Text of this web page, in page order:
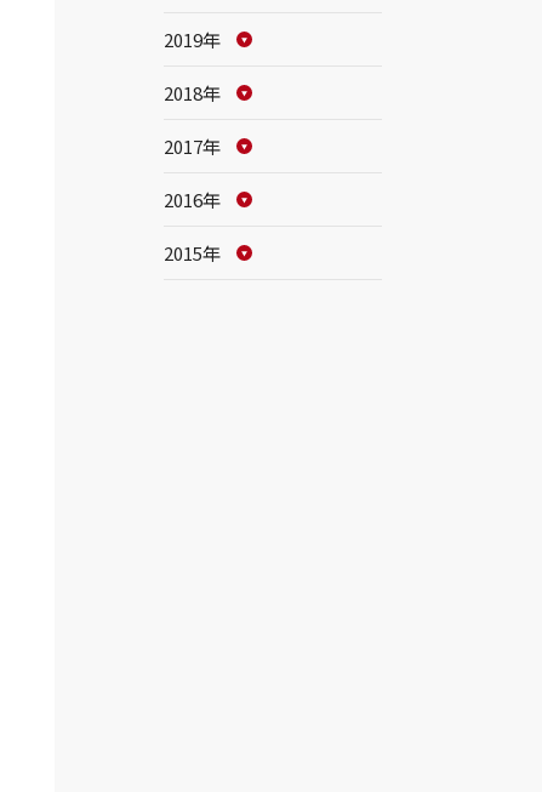
2019年
2018年
2017年
2016年
2015年